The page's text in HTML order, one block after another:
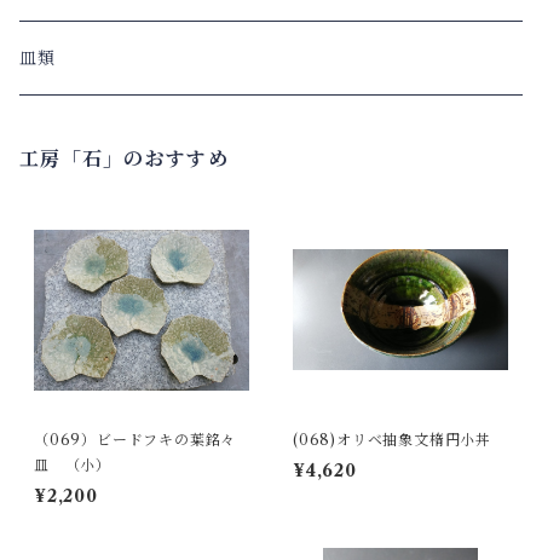
皿類
工房「石」のおすすめ
（069）ビードフキの葉銘々
皿 （小）
¥2,200
(068)オリベ抽象文楕円小丼
¥4,620